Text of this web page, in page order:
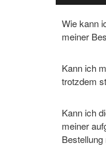
Wie kann
meiner
Kann ich
trotzdem
Kann ich
meiner